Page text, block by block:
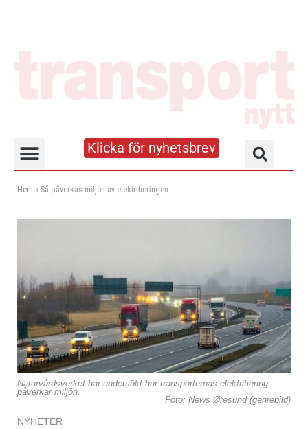
Klicka för nyhetsbrev
Hem » Så påverkas miljön av elektrifieringen
Naturvårdsverket har undersökt hur transporternas elektrifiering
påverkar miljön.
Foto: News Øresund (genrebild)
NYHETER